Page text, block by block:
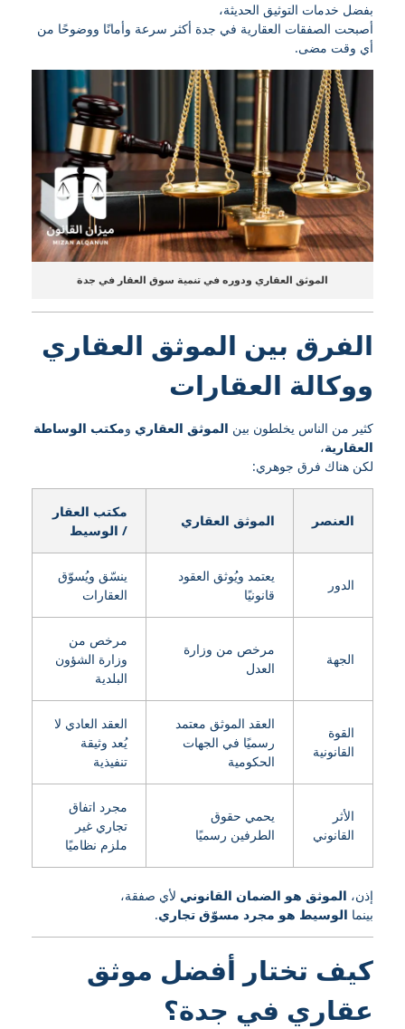
بفضل خدمات التوثيق الحديثة،
أصبحت الصفقات العقارية في جدة أكثر سرعة وأمانًا ووضوحًا من
أي وقت مضى.
الموثق العقاري ودوره في تنمية سوق العقار في جدة
الفرق بين الموثق العقاري
ووكالة العقارات
كثير من الناس يخلطون بين الموثق العقاري ومكتب الوساطة
العقارية،
لكن هناك فرق جوهري:
العنصر الموثق العقاري
مكتب العقار
/ الوسيط
الدور
يعتمد ويُوثق العقود
قانونيًا
ينسّق ويُسوّق
العقارات
الجهة
مرخص من وزارة
العدل
مرخص من
وزارة الشؤون
البلدية
القوة
القانونية
العقد الموثق معتمد
رسميًا في الجهات
الحكومية
العقد العادي لا
يُعد وثيقة
تنفيذية
الأثر
القانوني
يحمي حقوق
الطرفين رسميًا
مجرد اتفاق
تجاري غير
ملزم نظاميًا
إذن، الموثق هو الضمان القانوني لأي صفقة،
بينما الوسيط هو مجرد مسوّق تجاري.
كيف تختار أفضل موثق
عقاري في جدة؟